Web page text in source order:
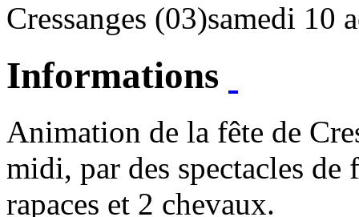
Cressanges (03)samedi 10
Informations
Animation de la fête de
midi, par des spectacles de
rapaces et 2 chevaux.